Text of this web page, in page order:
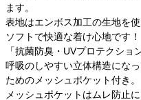
ます。
表地はエンボス加工の生地を
ソフトで快適な着け心地です！
「抗菌防臭・UVプロテクショ
呼吸のしやすい立体構造にな
ためのメッシュポケット付き。
メッシュポケットはムレ防止